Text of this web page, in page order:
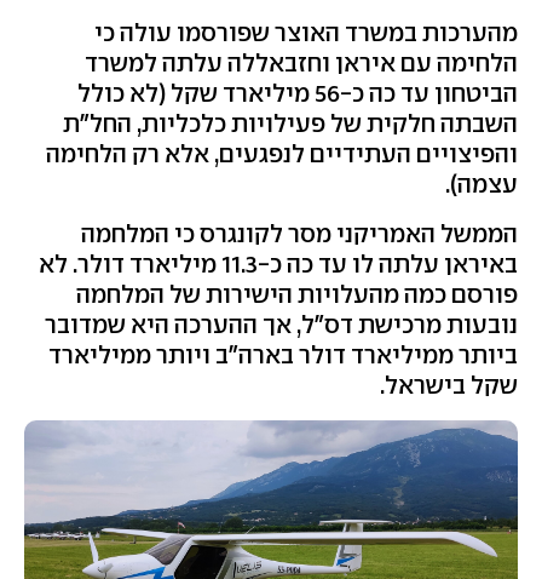
מהערכות במשרד האוצר שפורסמו עולה כי
הלחימה עם איראן וחזבאללה עלתה למשרד
הביטחון עד כה כ-56 מיליארד שקל (לא כולל
השבתה חלקית של פעילויות כלכליות, החל"ת
והפיצויים העתידיים לנפגעים, אלא רק הלחימה
עצמה).
הממשל האמריקני מסר לקונגרס כי המלחמה
באיראן עלתה לו עד כה כ-11.3 מיליארד דולר. לא
פורסם כמה מהעלויות הישירות של המלחמה
נובעות מרכישת דס"ל, אך ההערכה היא שמדובר
ביותר ממיליארד דולר בארה"ב ויותר ממיליארד
שקל בישראל.